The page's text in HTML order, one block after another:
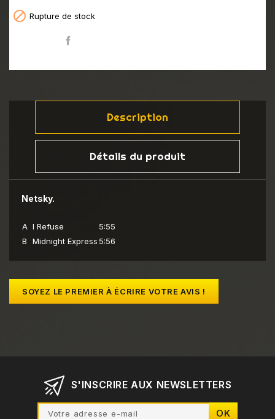
 Rupture de stock
Description
Détails du produit
Netsky.
A I Refuse
5:55
B
Midnight Express 5:56
SOYEZ LE PREMIER À ÉCRIRE VOTRE AVIS !
S'INSCRIRE AUX NEWSLETTERS